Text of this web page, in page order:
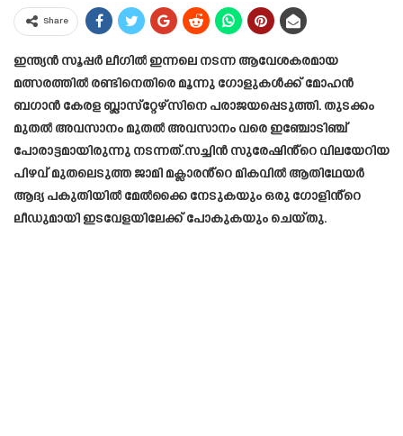
Share
ഇന്ത്യൻ സൂപ്പർ ലീഗിൽ ഇന്നലെ നടന്ന ആവേശകരമായ
മത്സരത്തിൽ രണ്ടിനെതിരെ മൂന്നു ഗോളുകൾക്ക് മോഹൻ
ബഗാൻ കേരള ബ്ലാസ്‌റ്റേഴ്‌സിനെ പരാജയപ്പെടുത്തി. തുടക്കം
മുതൽ അവസാനം മുതൽ അവസാനം വരെ ഇഞ്ചോടിഞ്ച്
പോരാട്ടമായിരുന്നു നടന്നത്.സച്ചിൻ സുരേഷിൻ്റെ വിലയേറിയ
പിഴവ് മുതലെടുത്ത ജാമി മക്ലാരൻ്റെ മികവിൽ ആതിഥേയർ
ആദ്യ പകുതിയിൽ മേൽക്കൈ നേടുകയും ഒരു ഗോളിൻ്റെ
ലീഡുമായി ഇടവേളയിലേക്ക് പോകുകയും ചെയ്തു.